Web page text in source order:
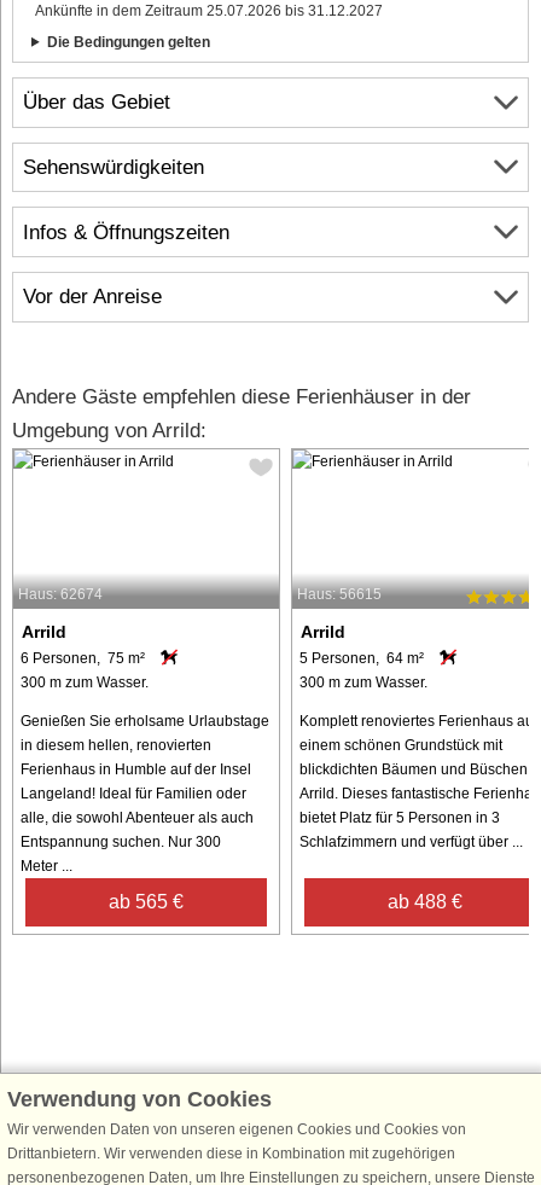
Über das Gebiet
Infos & Öffnungszeiten
Vor der Anreise
Ankünfte in dem Zeitraum 25.07.2026 bis 31.12.2027
Die Bedingungen gelten
Sehenswürdigkeiten
Andere Gäste empfehlen diese Ferienhäuser in der
Umgebung von Arrild:
Haus: 62674
Arrild
6 Personen, 75 m²
300 m zum Wasser.
Genießen Sie erholsame Urlaubstage
in diesem hellen, renovierten
Ferienhaus in Humble auf der Insel
Langeland! Ideal für Familien oder
alle, die sowohl Abenteuer als auch
Entspannung suchen. Nur 300
Meter ...
ab 565 €
Haus: 56615
Arrild
5 Personen, 64 m²
300 m zum Wasser.
Komplett renoviertes Ferienhaus auf
einem schönen Grundstück mit
blickdichten Bäumen und Büschen
Arrild. Dieses fantastische
bietet Platz für 5 Personen in 3
Schlafzimmern und verfügt über ...
ab 488 €
Schließen Sie sich 100.000 Ferienhaus-Fans an
Erhalten Sie einenWillkommensgutschein von 25 € für Ihren nächsten
Ferienhausurlaub - melden Sie sich einfach für den DanCenter Newsletter
Verwendung von Cookies
Wir verwenden Daten von unseren eigenen Cookies und Cookies von
Drittanbietern. Wir verwenden diese in Kombination mit zugehörigen
personenbezogenen Daten, um Ihre Einstellungen zu speichern, unsere Dienste